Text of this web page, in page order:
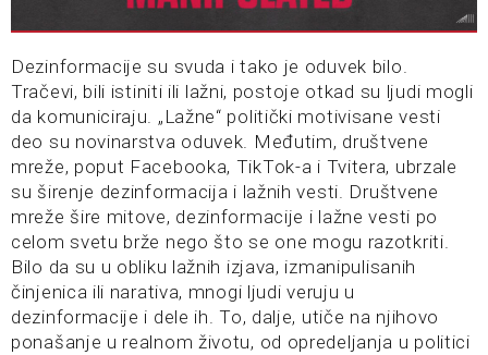
Dezinformacije su svuda i tako je oduvek bilo.
Tračevi, bili istiniti ili lažni, postoje otkad su ljudi mogli
da komuniciraju. „Lažne“ politički motivisane vesti
deo su novinarstva oduvek. Međutim, društvene
mreže, poput Facebooka, TikTok-a i Tvitera, ubrzale
su širenje dezinformacija i lažnih vesti. Društvene
mreže šire mitove, dezinformacije i lažne vesti po
celom svetu brže nego što se one mogu razotkriti.
Bilo da su u obliku lažnih izjava, izmanipulisanih
činjenica ili narativa, mnogi ljudi veruju u
dezinformacije i dele ih. To, dalje, utiče na njihovo
ponašanje u realnom životu, od opredeljanja u politici